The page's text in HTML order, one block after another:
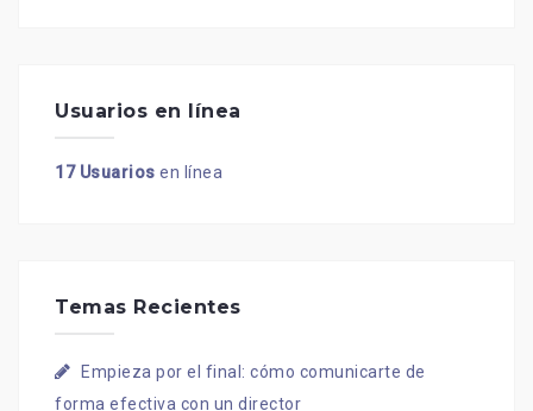
Usuarios en línea
17 Usuarios en línea
Temas Recientes
Empieza por el final: cómo comunicarte de
forma efectiva con un director